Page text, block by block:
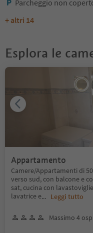
Parcheggio non
+ altri 14
Esplora le
Appartamento
Camere/Appartamenti di
verso sud, con balcone e
sat, cucina con
lavatrice e... Leggi tutto
Massimo 4